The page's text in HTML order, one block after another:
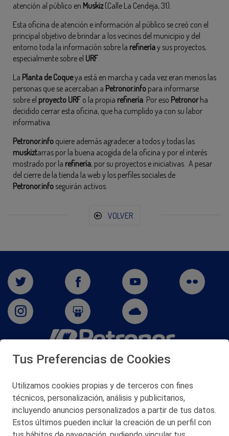
atención al público en Muskiz(Calle La Cendeja, 31).
Esta oficina de atención e información al público se creó con el
principal objetivo de brindar a los vecinos del municipio y del
entorno toda la información sobre la refineríay sus proyectos,
especialmente sobre el URF.
La Planta de Coqueya está en marcha y cada vez eran menos las
personas que se acercaban a Petronor.info para informarse
sobre el proyecto URF o la propia refinería. Por eso Petronorha
decidido cerrar esta oficina, que ha cumplido ya con su labor
informativa.
Petronor.info quiere además agradecer a todos y todas las
muskiztarras por la buena acogida de la oficina y por el interés
mostrado por la refinería, por su proyectos e iniciativas. A pesar
del cierre de la tienda la web y los perfiles sociales de
Petronor.info seguirán activos.
VOLVER
San Martín 5-Edificio Muñatones,
© 2026 Petronor S.A.
Tus Preferencias de Cookies
Utilizamos cookies propias y de terceros con fines
técnicos, personalización, análisis y publicitarios,
incluyendo anuncios personalizados a partir de tus datos.
Estos últimos pueden incluir la creación de un perfil con